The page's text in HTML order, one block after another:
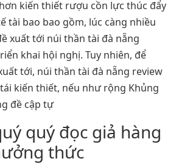
kiến thiết rượu cồn lực thúc đẩy
tài bao bao gồm, lúc càng nhiều
xuất tới núi thần tài đà nẵng
khai hội nghị. Tuy nhiên, để
tới, núi thần tài đà nẵng review
kiến thiết, nếu như rộng Khủng
đề cập tự
quý đọc giả hàng
thức